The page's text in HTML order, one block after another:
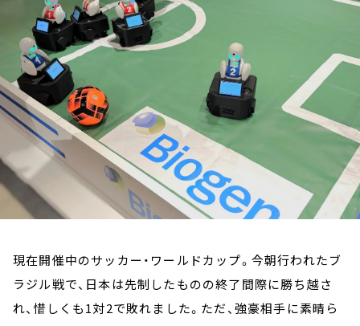
イベント・グッズ
YouTube
会社情報
現在開催中のサッカー・ワールドカップ。今朝行われたブ
ラジル戦で、日本は先制したものの終了間際に勝ち越さ
れ、惜しくも1対2で敗れました。ただ、強豪相手に素晴ら